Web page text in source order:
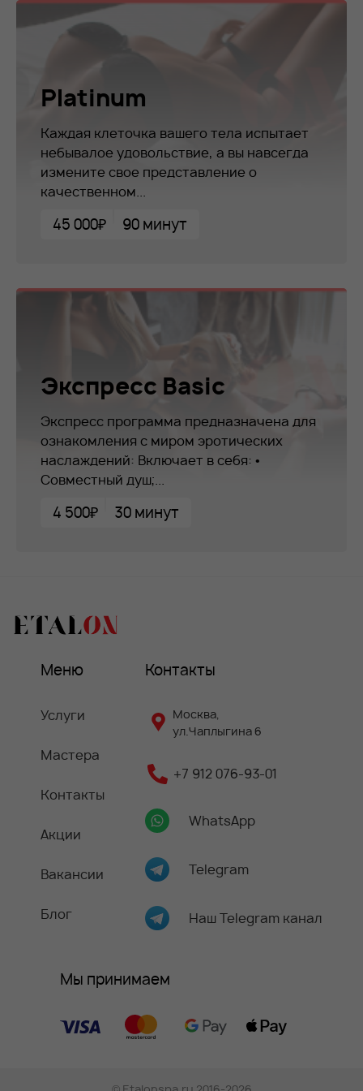
Platinum
Каждая клеточка вашего тела испытает
небывалое удовольствие, а вы навсегда
измените свое представление о
качественном...
45 000₽ 90 минут
Экспресс Basic
Экспресс программа предназначена для
ознакомления с миром эротических
наслаждений: Включает в себя: •
Совместный душ;...
4 500₽ 30 минут
Меню
Услуги
Мастера
Контакты
Акции
Вакансии
Блог
Контакты
Москва,
ул.Чаплыгина 6
+7 912 076-93-01
WhatsApp
Telegram
Наш Telegram канал
Мы принимаем